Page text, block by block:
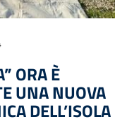
ORA È
UNA NUOVA
DELL’ISOLA